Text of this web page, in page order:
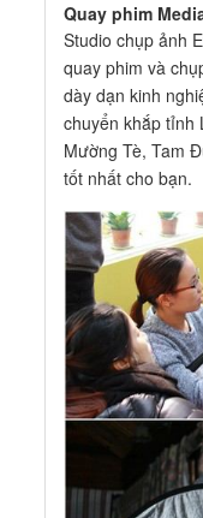
Quay phim
Studio chụp ảnh
quay phim và
dày dạn kinh
chuyển khắp tỉnh
Mường Tè, Tam
tốt nhất cho bạn.